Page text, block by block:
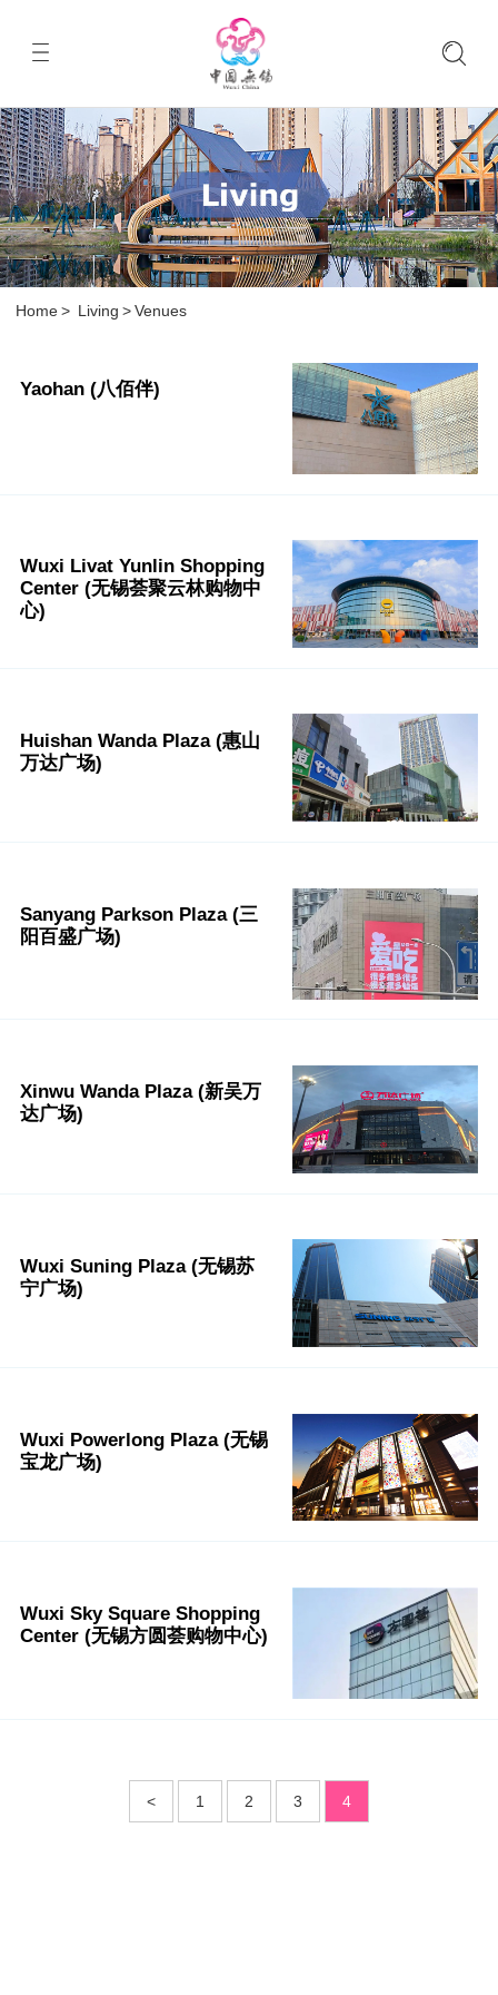
Home > Living > Venues
Yaohan (八佰伴)
Wuxi Livat Yunlin Shopping
Center (无锡荟聚云林购物中
心)
Huishan Wanda Plaza (惠山
万达广场)
Sanyang Parkson Plaza (三
阳百盛广场)
Xinwu Wanda Plaza (新吴万
达广场)
Wuxi Suning Plaza (无锡苏
宁广场)
Wuxi Powerlong Plaza (无锡
宝龙广场)
Wuxi Sky Square Shopping
Center (无锡方圆荟购物中心)
< 1 2 3 4